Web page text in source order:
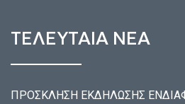
ΤΕΛΕΥΤΑΙΑ ΝΕΑ
ΠΡΟΣΚΛΗΣΗ ΕΚΔΗΛΩΣΗΣ